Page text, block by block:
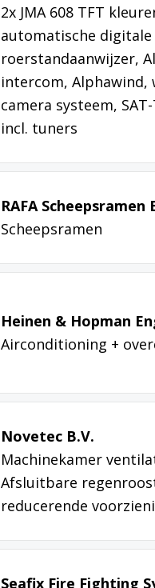
2x JMA 608 TFT
automatische
roerstandaanwijzer,
intercom, Alphawind,
camera systeem,
incl. tuners
RAFA Scheepsramen
Scheepsramen
Heinen & Hopman
Airconditioning +
Novetec B.V.
Machinekamer
Afsluitbare
reducerende
Seafix Fire Fighting